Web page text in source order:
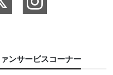
ンサービスコーナー